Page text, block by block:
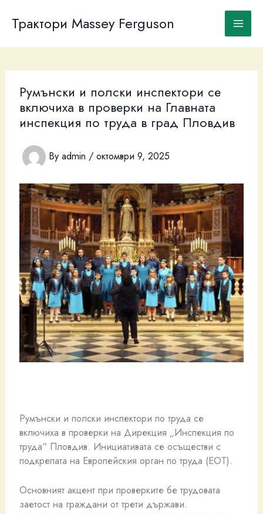
content
Трактори Massey Ferguson
Румънски и полски инспектори се
включиха в проверки на Главната
инспекция по труда в град Пловдив
By admin / октомври 9, 2025
Румънски и полски инспектори по труда се
включиха в проверки на Дирекция „Инспекция по
труда“ Пловдив. Инициативата се осъществи с
подкрепата на Европейския орган по труда (ЕОТ).
Основният акцент при проверките бе трудовата
заетост на граждани от трети държави.